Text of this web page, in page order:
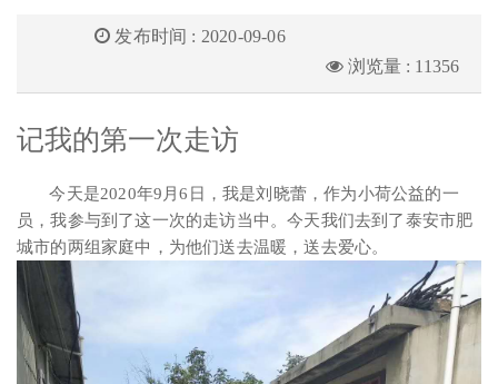
发布时间 : 2020-09-06
浏览量 : 11356
记我的第一次走访
今天是2020年9月6日，我是刘晓蕾，作为小荷公益的一
员，我参与到了这一次的走访当中。今天我们去到了泰安市肥
城市的两组家庭中，为他们送去温暖，送去爱心。